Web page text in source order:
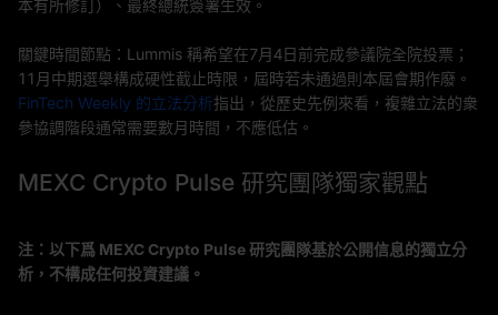
本有所修訂）、最終總統簽署生效。
關鍵時間節點：Lummis 稱希望在7月4日前完成參議院全院投票；
11月中期選舉構成硬性截止時限，屆時若未通過則本屆會期作廢。
FinTech Weekly 的立法分析指出，從歷史先例來看，複雜立法的衆
參協調階段通常需要數月時間，不應低估。
MEXC Crypto Pulse 研究團隊獨家觀點
注：以下爲 MEXC Crypto Pulse 研究團隊基於公開信息的獨立分
析，不構成任何投資建議。